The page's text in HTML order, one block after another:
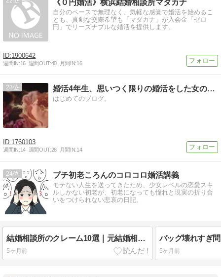
《０円婚活》横浜結婚相談所マダカナ
自分のペースで無理なく、気軽な感覚で婚活を始めるこ
とも、真剣な交際希望も「マダカナ」が入会金「ゼロ
円」でリーズナブルな婚活を提供します。
1900642
週間IN:16 週間OUT:40 月間IN:16
23 婚活4年生、思いつく限りの婚活をした女の活動記
はじめてのブログ。
1760103
週間IN:14 週間OUT:28 月間IN:14
24 プチ初老ころんのコロコロ婚活講義
モテない人生を送ってきたため、少女レベルの恋愛スキ
ルしかない初老が、初老になっても憧れと現実の折り合
いをつけられない悲哀の日記。
結婚相談所のクレーム10選｜元結婚相談員が見た実態
5ヶ月前 5ヶ月前